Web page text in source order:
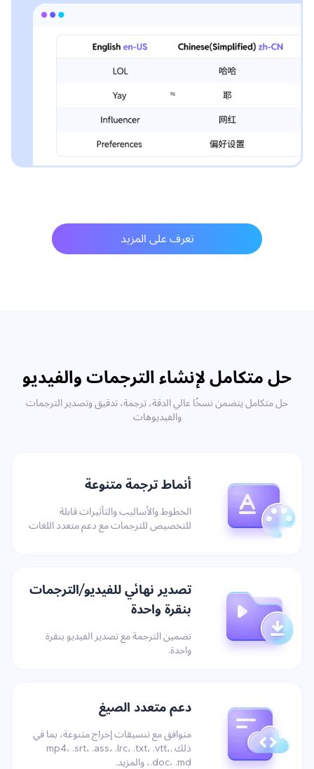
تعرف على المزيد
حل متكامل لإنشاء الترجمات والفيديو
حل متكامل يتضمن نسخًا عالي الدقة، ترجمة، تدقيق وتصدير الترجمات
والفيديوهات
أنماط ترجمة متنوعة
الخطوط والأساليب والتأثيرات قابلة
للتخصيص للترجمات مع دعم متعدد اللغات
تصدير نهائي للفيديو/الترجمات
بنقرة واحدة
تضمين الترجمة مع تصدير الفيديو بنقرة
واحدة.
دعم متعدد الصيغ
متوافق مع تنسيقات إخراج متنوعة، بما في
ذلك .mp4، .srt، .ass، .lrc، .txt، .vtt،
.doc، .md، والمزيد.